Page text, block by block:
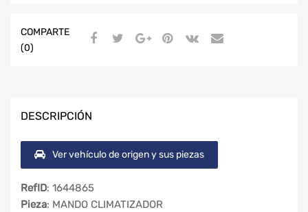
COMPARTE
(0)
DESCRIPCIÓN
Ver vehículo de origen y sus piezas
RefID: 1644865
Pieza: MANDO CLIMATIZADOR